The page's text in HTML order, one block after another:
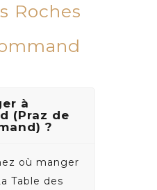
Roches
à
(Praz de
?
où manger
Table des